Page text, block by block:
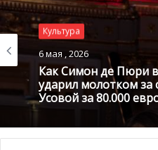
выставив свои работы
парке Кап Мартен в рамках
Выставкав парке Кап-Мартен
9.00 до 19.00
. Вход
Культура
6 мая , 2026
Как Симон де Пюри
ударил молотком за
Усовой за 80.000